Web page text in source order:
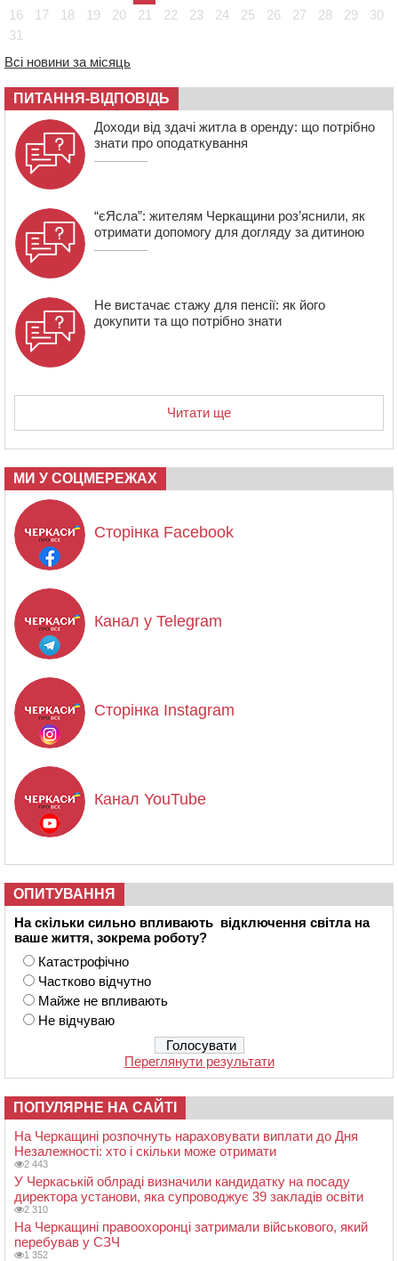
08:57
На Уманщині підрядника зобов’язали сплатити понад
08:20
Обрано претендента на посаду директора
Мокрокалигірського психоневрологічного інтернату
07:23 Уманські міграційники видворили з країни грузина,
який відсидів термін у колонії
16
17 18 19 20 21 22 23 24 25 26 27 28 29
30
31
Всі новини за місяць
ПИТАННЯ-ВІДПОВІДЬ
Доходи від здачі житла в оренду: що потрібно
знати про оподаткування
“єЯсла”: жителям Черкащини роз’яснили, як
отримати допомогу для догляду за дитиною
Не вистачає стажу для пенсії: як його
докупити та що потрібно знати
Читати ще
МИ У СОЦМЕРЕЖАХ
Сторінка Facebook
Канал у Telegram
Сторінка Instagram
Канал YouTube
ОПИТУВАННЯ
На скільки сильно впливають відключення світла на
ваше життя, зокрема роботу?
Катастрофічно
Частково відчутно
Майже не впливають
Не відчуваю
Переглянути результати
ПОПУЛЯРНЕ НА САЙТІ
На Черкащині розпочнуть нараховувати виплати до Дня
Незалежності: хто і скільки може отримати
2 443
У Черкаській облраді визначили кандидатку на посаду
директора установи, яка супроводжує 39 закладів освіти
2 310
На Черкащині правоохоронці затримали військового, який
перебував у СЗЧ
1 352